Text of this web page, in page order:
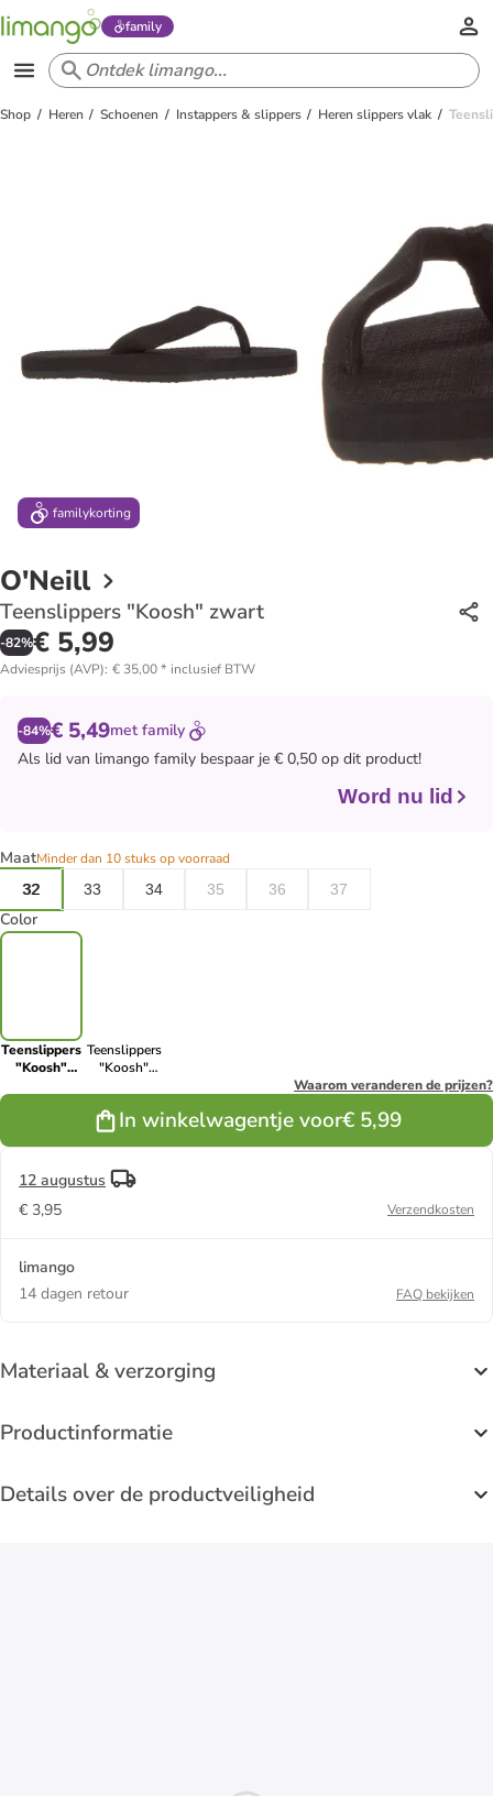
family
Shop Heren Schoenen Instappers & slippers Heren slippers vlak
familykorting
O'Neill
Teenslippers "Koosh" zwart
-82%€ 5,99
Adviesprijs (AVP): € 35,00* inclusief BTW
-84%€ 5,49met family
Als lid van limango family bespaar je € 0,50 op dit product!
Word nu lid
MaatMinder dan 10 stuks op voorraad
32
33 34 35 36 37
Color
Teenslippers
"Koosh"
Teenslippers
"Koosh"
Waarom veranderen de prijzen?
In winkelwagentje voor€ 5,99
12 augustus
€ 3,95
Verzendkosten
limango
14 dagen retour
FAQ bekijken
Materiaal & verzorging
Productinformatie
Details over de productveiligheid